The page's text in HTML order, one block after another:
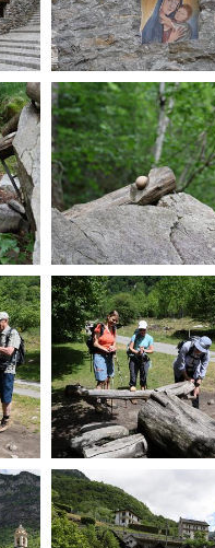
20260603105625-00.jpg
20260603110922-00.jpg
20260603113406-00.jpg